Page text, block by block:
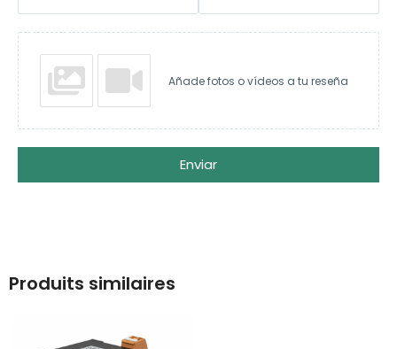
Añade fotos o vídeos a tu reseña
Enviar
Produits similaires